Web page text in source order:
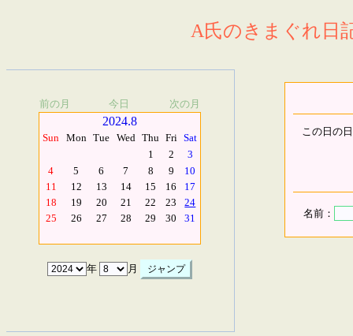
A氏のきまぐれ日
前の月 今日 次の月
2024.8
Sun Mon Tue Wed Thu Fri Sat
1
2
3
4
5 6 7 8 9
10
11
12 13 14 15 16
17
18
19 20 21 22 23
24
25
26 27 28 29 30 31
年 月
この日の
名前：